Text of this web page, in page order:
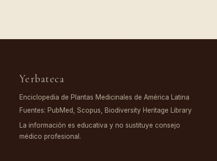
Yerbateca
Enciclopedia de Plantas Medicinales de América Latina
Fuentes: PubMed, Scopus, Biodiversity Heritage Library
La información es educativa y no sustituye consejo
médico profesional.